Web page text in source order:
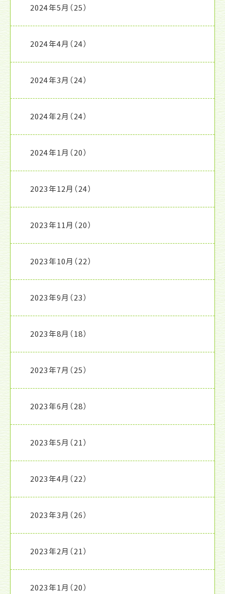
2024年5月 （25）
2024年4月 （24）
2024年3月 （24）
2024年2月 （24）
2024年1月 （20）
2023年12月 （24）
2023年11月 （20）
2023年10月 （22）
2023年9月 （23）
2023年8月 （18）
2023年7月 （25）
2023年6月 （28）
2023年5月 （21）
2023年4月 （22）
2023年3月 （26）
2023年2月 （21）
2023年1月 （20）